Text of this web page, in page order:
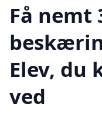
Få nemt
Elev, du
ved